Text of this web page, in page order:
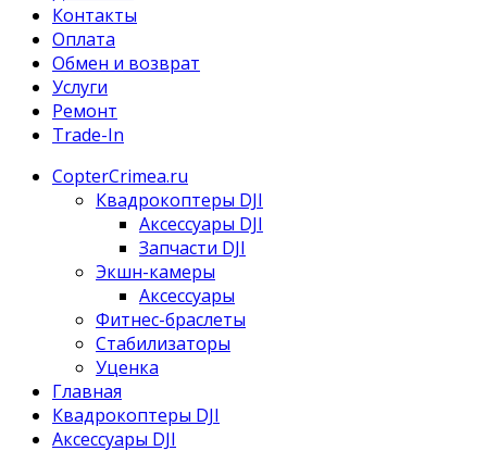
Контакты
Оплата
Обмен и возврат
Услуги
Ремонт
Trade-In
CopterCrimea.ru
Квадрокоптеры DJI
Аксессуары DJI
Запчасти DJI
Экшн-камеры
Аксессуары
Фитнес-браслеты
Стабилизаторы
Уценка
Главная
Квадрокоптеры DJI
Аксессуары DJI